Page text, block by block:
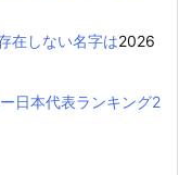
在しない名字は2026
日本代表ランキング2